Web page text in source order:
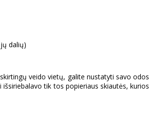
dalių)
veido vietų, galite nustatyti savo odos
tik tos popieriaus skiautės, kurios